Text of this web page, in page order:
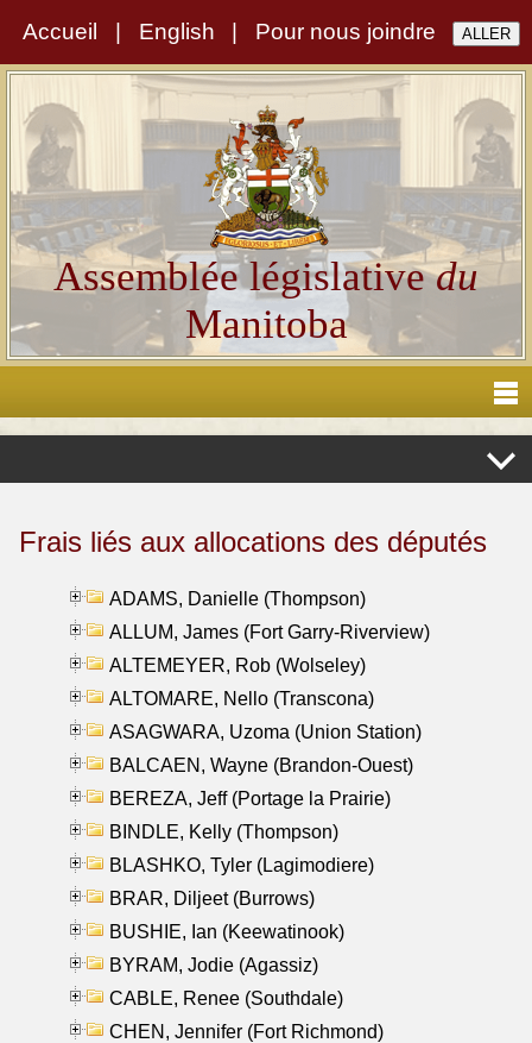
Accueil English Pour nous joindre
Assemblée législativedu
Manitoba
Frais liés aux allocations des députés
ADAMS, Danielle (Thompson)
ALLUM, James (Fort Garry-Riverview)
ALTEMEYER, Rob (Wolseley)
ALTOMARE, Nello (Transcona)
ASAGWARA, Uzoma (Union Station)
BALCAEN, Wayne (Brandon-Ouest)
BEREZA, Jeff (Portage la Prairie)
BINDLE, Kelly (Thompson)
BLASHKO, Tyler (Lagimodiere)
BRAR, Diljeet (Burrows)
BUSHIE, Ian (Keewatinook)
BYRAM, Jodie (Agassiz)
CABLE, Renee (Southdale)
CHEN, Jennifer (Fort Richmond)